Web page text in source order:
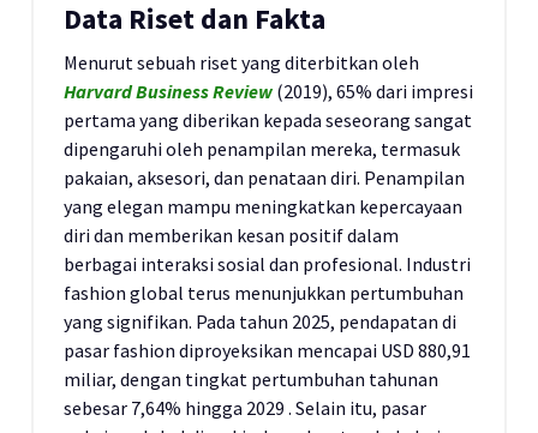
Data Riset dan Fakta
Menurut sebuah riset yang diterbitkan oleh
Harvard Business Review (2019), 65% dari impresi
pertama yang diberikan kepada seseorang sangat
dipengaruhi oleh penampilan mereka, termasuk
pakaian, aksesori, dan penataan diri. Penampilan
yang elegan mampu meningkatkan kepercayaan
diri dan memberikan kesan positif dalam
berbagai interaksi sosial dan profesional. ​ Industri
fashion global terus menunjukkan pertumbuhan
yang signifikan. Pada tahun 2025, pendapatan di
pasar fashion diproyeksikan mencapai USD 880,91
miliar, dengan tingkat pertumbuhan tahunan
sebesar 7,64% hingga 2029 . Selain itu, pasar